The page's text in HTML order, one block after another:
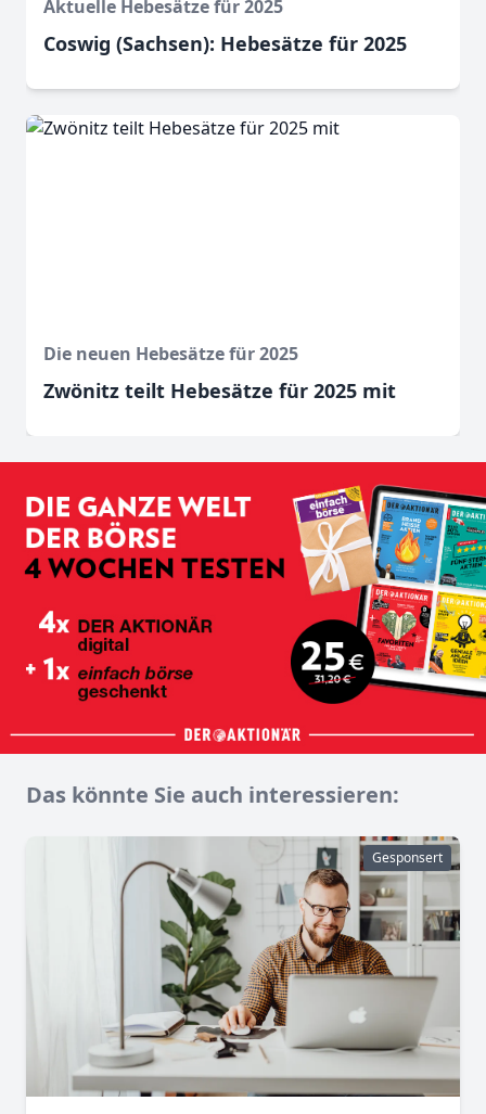
Aktuelle Hebesätze für 2025
Coswig (Sachsen): Hebesätze für 2025
Die neuen Hebesätze für 2025
Zwönitz teilt Hebesätze für 2025 mit
Das könnte Sie auch interessieren:
Gesponsert